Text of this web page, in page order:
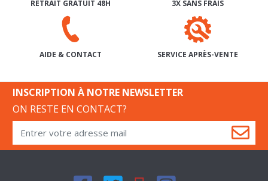
RETRAIT GRATUIT 48H 3X SANS FRAIS
AIDE & CONTACT SERVICE APRÈS-VENTE
INSCRIPTION À NOTRE NEWSLETTER
ON RESTE EN CONTACT?